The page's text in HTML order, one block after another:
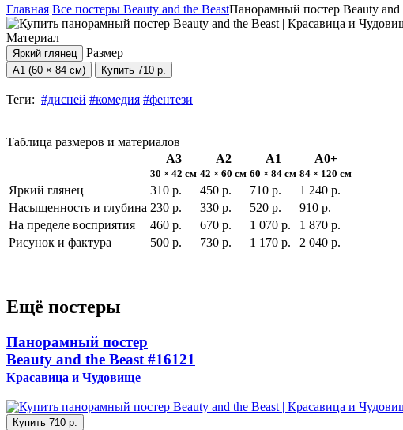
Главная Все постеры Beauty and the BeastПанорамный постер Beauty and
Материал
Яркий глянец Размер
А1 (60 × 84 см) Купить 710 р.
Теги: #дисней #комедия #фентези
Таблица размеров и материалов
А3
30 × 42 см
А2
42 × 60 см
А1
60 × 84 см
А0+
84 × 120 см
Яркий глянец 310 р. 450 р. 710 р.
1 240 р.
Насыщенность и глубина 230 р. 330 р. 520 р.
910 р.
На пределе восприятия
460 р. 670 р. 1 070 р.
1 870 р.
Рисунок и фактура
500 р. 730 р. 1 170 р. 2 040 р.
Ещё постеры
Панорамный постер
Beauty and the Beast #16121
Красавица и Чудовище
Купить 710 р.